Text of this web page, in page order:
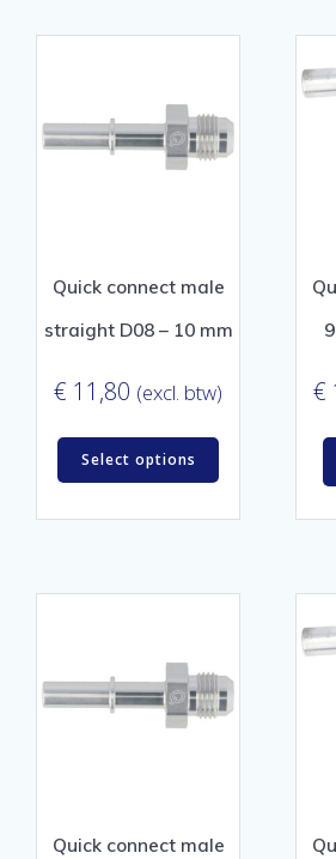
Quick connect male
straight D08 – 10 mm
€ 11,80 (excl. btw)
Select options
€
Quick connect male